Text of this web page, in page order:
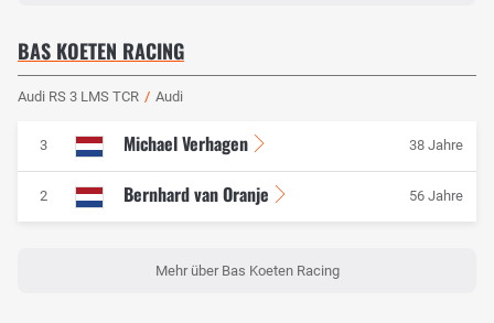
BAS KOETEN RACING
Audi RS 3 LMS TCR / Audi
3 Michael Verhagen 38 Jahre
2 Bernhard van Oranje 56 Jahre
Mehr über Bas Koeten Racing